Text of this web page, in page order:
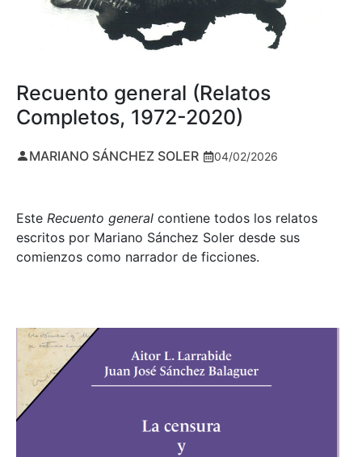
Recuento general (Relatos
Completos, 1972-2020)
MARIANO SÁNCHEZ SOLER 04/02/2026
Este Recuento general contiene todos los relatos
escritos por Mariano Sánchez Soler desde sus
comienzos como narrador de ficciones.